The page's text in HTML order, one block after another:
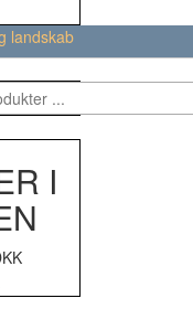
landskab
I